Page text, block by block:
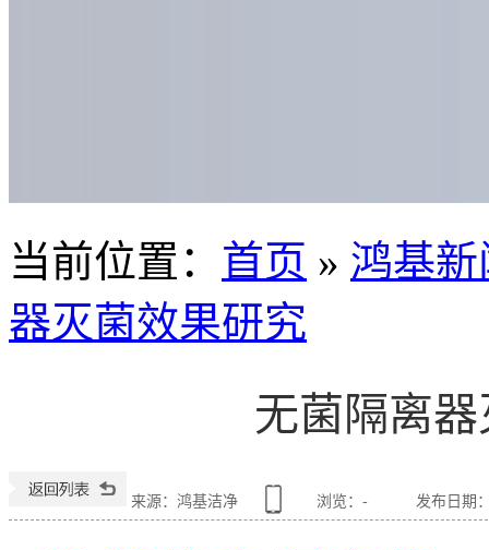
当前位置 ： 首页 » 鸿基
器灭菌效果研究
无菌隔离
来源：鸿基洁净 浏览： - 发布日期